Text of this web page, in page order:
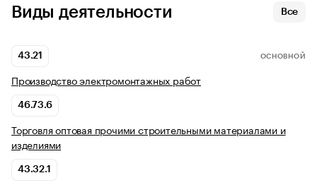
Виды деятельности Все
43.21 ОСНОВНОЙ
Производство электромонтажных работ
46.73.6
Торговля оптовая прочими строительными материалами и
изделиями
43.32.1